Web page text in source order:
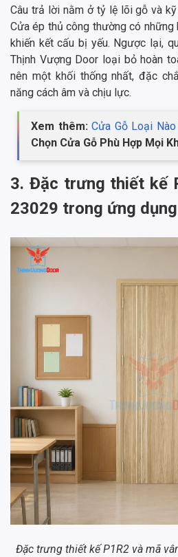
Câu trả lời nằm ở tỷ lệ lõi gỗ và
Cửa ép thủ công thường có những
khiến kết cấu bị yếu. Ngược lại,
Thịnh Vượng Door loại bỏ hoàn
nên một khối thống nhất, đặc
năng cách âm và chịu lực.
Xem thêm:Cửa Gỗ Loại
Chọn Cửa Gỗ Phù Hợp Mọi
3. Đặc trưng thiết kế
23029 trong ứng
Đặc trưng thiết kế P1R2 và mã